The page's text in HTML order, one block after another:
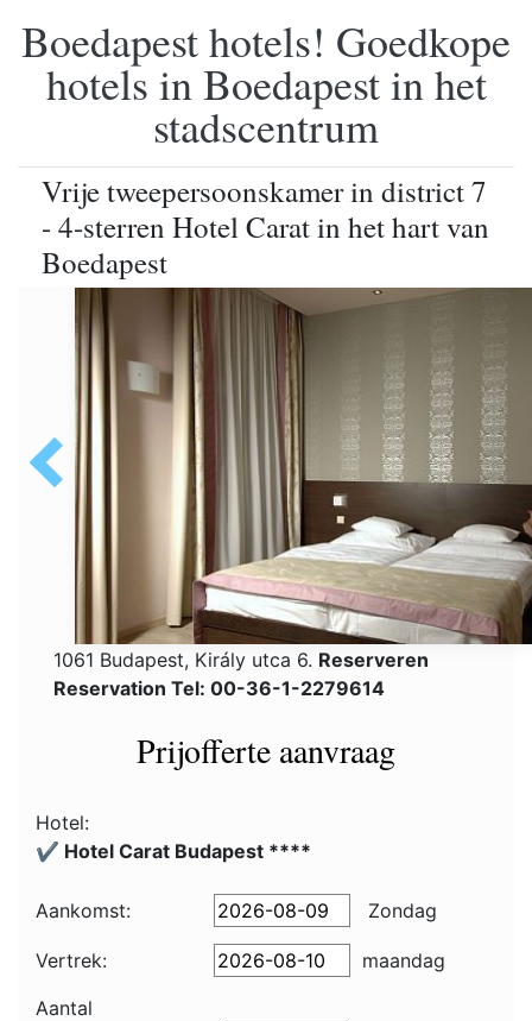
Boedapest hotels! Goedkope
hotels in Boedapest in het
stadscentrum
Vrije tweepersoonskamer in district 7
- 4-sterren Hotel Carat in het hart van
Boedapest
1061 Budapest, Király utca 6. Reserveren
Reservation Tel: 00-36-1-2279614
Prijofferte aanvraag
Hotel:
✔️ Hotel Carat Budapest ****
Aankomst: Zondag
Vertrek:
maandag
Aantal